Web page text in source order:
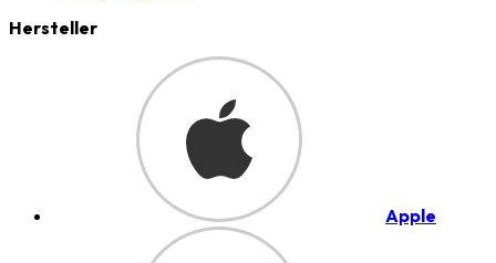
Hersteller
Apple